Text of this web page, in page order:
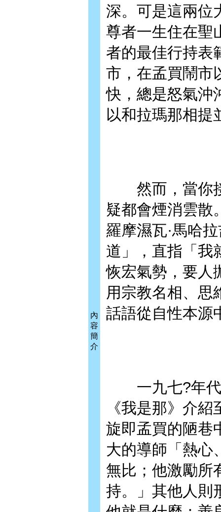
內
容
簡
介
深。可是這兩位
尊者一生住在聖
者的最佳行持表
市，在孟買鬧市
快，總是怒氣沖
以和拉瑪那相提
然而，當你接
疑都會煙消雲散
羅摩濕瓦·馬哈
道」，直指「我
恢宏氣勢，要人
用宗教名相、思
話語從自性本源
一九七?年代
《我是那》介
旋即孟買的陋巷
大的導師「熱心
無比；他激勵所
持。」其他人則